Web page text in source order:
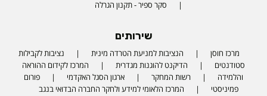
סקר ספיר - תקנון הגרלה
שירותים
מרכז חוסן הנציבות למניעת הטרדה מינית
נציבות לקבילות
סטודנטים
הדיקנט להוגנות מגדרית
המרכז לקידום ההוראה
והלמידה
רשות המחקר ארגון הסגל האקדמי
פורום
פמיניסטי
המרכז הלאומי למידע ולחקר החברה הבדואי בנגב